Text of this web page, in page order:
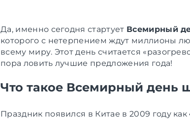
Да, именно сегодня стартует Всемирный
которого с нетерпением ждут миллионы
всему миру. Этот день считается
пора ловить лучшие предложения года!
Что такое Всемирный день
Праздник появился в Китае в 2009 году как